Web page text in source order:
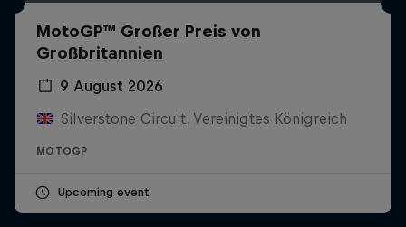
MotoGP™ Großer Preis von
Großbritannien
9 August 2026
Silverstone Circuit, Vereinigtes Königreich
MOTOGP
Upcoming event